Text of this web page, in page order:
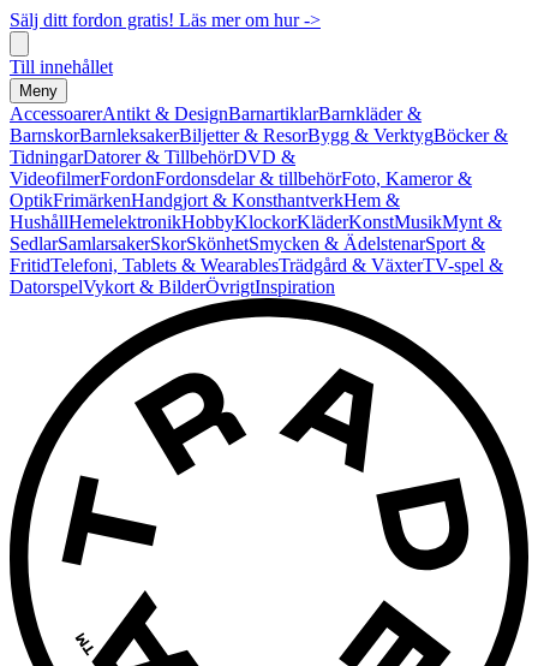
Sälj ditt fordon gratis! Läs mer om hur ->
Till innehållet
Meny
AccessoarerAntikt & DesignBarnartiklarBarnkläder &
BarnskorBarnleksakerBiljetter & ResorBygg & VerktygBöcker &
TidningarDatorer & TillbehörDVD &
VideofilmerFordonFordonsdelar & tillbehörFoto, Kameror &
OptikFrimärkenHandgjort & KonsthantverkHem &
HushållHemelektronikHobbyKlockorKläderKonstMusikMynt &
SedlarSamlarsakerSkorSkönhetSmycken & ÄdelstenarSport &
FritidTelefoni, Tablets & WearablesTrädgård & VäxterTV-spel &
DatorspelVykort & BilderÖvrigtInspiration